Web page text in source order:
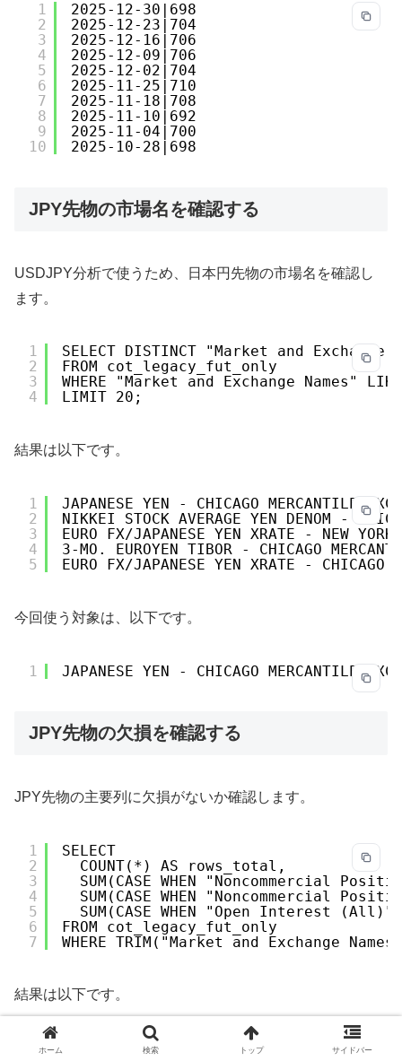
1
2
3
4
5
6
7
8
9
10
2025-12-30|698
2025-12-23|704
2025-12-16|706
2025-12-09|706
2025-12-02|704
2025-11-25|710
2025-11-18|708
2025-11-10|692
2025-11-04|700
2025-10-28|698
JPY先物の市場名を確認する
USDJPY分析で使うため、日本円先物の市場名を確認し
ます。
1
2
3
4
SELECT DISTINCT "Market and Exchange
FROM cot_legacy_fut_only
WHERE "Market and Exchange Names"
LIMIT 20;
結果は以下です。
1
2
3
4
5
JAPANESE YEN - CHICAGO MERCANTILE
NIKKEI STOCK AVERAGE YEN DENOM -
EURO FX/JAPANESE YEN XRATE - NEW YORK
3-MO. EUROYEN TIBOR - CHICAGO
EURO FX/JAPANESE YEN XRATE - CHICAGO
今回使う対象は、以下です。
1 JAPANESE YEN - CHICAGO MERCANTILE
JPY先物の欠損を確認する
JPY先物の主要列に欠損がないか確認します。
1
2
3
4
5
6
7
SELECT
COUNT(*) AS rows_total,
SUM(CASE WHEN "Noncommercial
SUM(CASE WHEN "Noncommercial
SUM(CASE WHEN "Open Interest
FROM cot_legacy_fut_only
WHERE TRIM("Market and Exchange
結果は以下です。
1618|0|0|0
ホーム 検索 トップ サイドバー